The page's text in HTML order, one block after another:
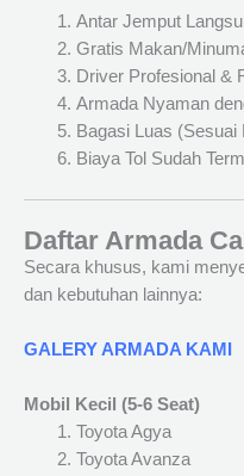
Antar Jemput
Gratis Makan/
Driver Profesional &
Armada Nyaman
Bagasi Luas (Sesuai
Biaya Tol Sudah
Daftar Armada
Secara khusus, kami
dan kebutuhan lainnya:
GALERY ARMADA KAMI
Mobil Kecil (5-6 Seat)
Toyota Agya
Toyota Avanza